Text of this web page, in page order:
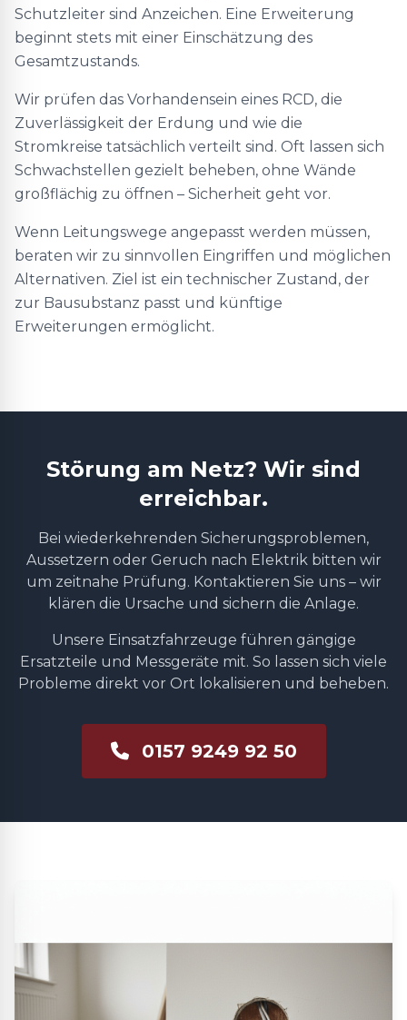
Schutzleiter sind Anzeichen. Eine Erweiterung
beginnt stets mit einer Einschätzung des
Gesamtzustands.
Wir prüfen das Vorhandensein eines RCD, die
Zuverlässigkeit der Erdung und wie die
Stromkreise tatsächlich verteilt sind. Oft lassen sich
Schwachstellen gezielt beheben, ohne Wände
großflächig zu öffnen – Sicherheit geht vor.
Wenn Leitungswege angepasst werden müssen,
beraten wir zu sinnvollen Eingriffen und möglichen
Alternativen. Ziel ist ein technischer Zustand, der
zur Bausubstanz passt und künftige
Erweiterungen ermöglicht.
Störung am Netz? Wir sind
erreichbar.
Bei wiederkehrenden Sicherungsproblemen,
Aussetzern oder Geruch nach Elektrik bitten wir
um zeitnahe Prüfung. Kontaktieren Sie uns – wir
klären die Ursache und sichern die Anlage.
Unsere Einsatzfahrzeuge führen gängige
Ersatzteile und Messgeräte mit. So lassen sich viele
Probleme direkt vor Ort lokalisieren und beheben.
0157 9249 92 50